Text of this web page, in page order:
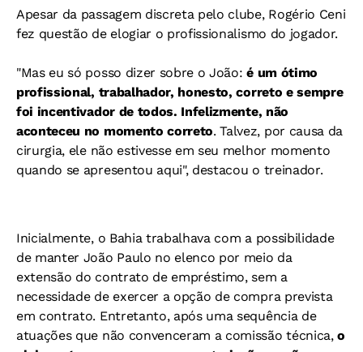
Apesar da passagem discreta pelo clube, Rogério Ceni
fez questão de elogiar o profissionalismo do jogador.
"Mas eu só posso dizer sobre o João:é um ótimo
profissional, trabalhador, honesto, correto e sempre
foi incentivador de todos. Infelizmente, não
aconteceu no momento correto. Talvez, por causa da
cirurgia, ele não estivesse em seu melhor momento
quando se apresentou aqui", destacou o treinador.
Inicialmente, o Bahia trabalhava com a possibilidade
de manter João Paulo no elenco por meio da
extensão do contrato de empréstimo, sem a
necessidade de exercer a opção de compra prevista
em contrato. Entretanto, após uma sequência de
atuações que não convenceram a comissão técnica,o